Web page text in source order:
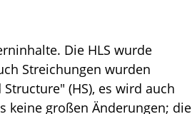
Die HLS wurde
Streichungen wurden
(HS), es wird auch
keine großen Änderungen; die